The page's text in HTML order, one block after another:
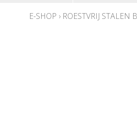
E-SHOP › ROESTVRIJ